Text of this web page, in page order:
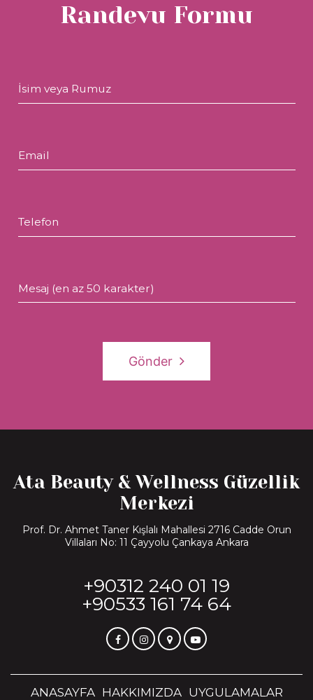
Randevu Formu
İsim veya Rumuz
Email
Telefon
Mesaj (en az 50 karakter)
Gönder
Ata Beauty & Wellness Güzellik
Merkezi
Prof. Dr. Ahmet Taner Kışlalı Mahallesi 2716 Cadde Orun
Villaları No: 11 Çayyolu Çankaya Ankara
+90312 240 01 19
+90533 161 74 64
ANASAYFA HAKKIMIZDA UYGULAMALAR